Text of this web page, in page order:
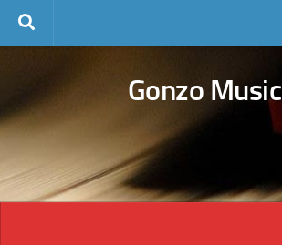
Skip to content
Gonzo Music